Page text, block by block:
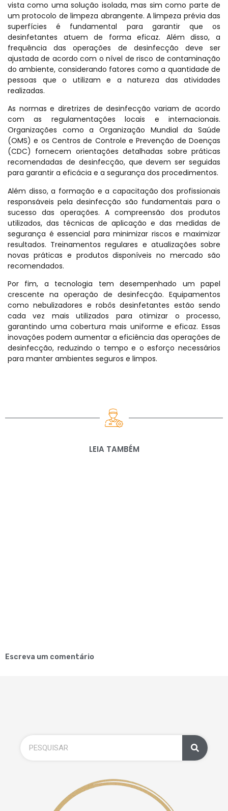
vista como uma solução isolada, mas sim como parte de
um protocolo de limpeza abrangente. A limpeza prévia das
superfícies é fundamental para garantir que os
desinfetantes atuem de forma eficaz. Além disso, a
frequência das operações de desinfecção deve ser
ajustada de acordo com o nível de risco de contaminação
do ambiente, considerando fatores como a quantidade de
pessoas que o utilizam e a natureza das atividades
realizadas.
As normas e diretrizes de desinfecção variam de acordo
com as regulamentações locais e internacionais.
Organizações como a Organização Mundial da Saúde
(OMS) e os Centros de Controle e Prevenção de Doenças
(CDC) fornecem orientações detalhadas sobre práticas
recomendadas de desinfecção, que devem ser seguidas
para garantir a eficácia e a segurança dos procedimentos.
Além disso, a formação e a capacitação dos profissionais
responsáveis pela desinfecção são fundamentais para o
sucesso das operações. A compreensão dos produtos
utilizados, das técnicas de aplicação e das medidas de
segurança é essencial para minimizar riscos e maximizar
resultados. Treinamentos regulares e atualizações sobre
novas práticas e produtos disponíveis no mercado são
recomendados.
Por fim, a tecnologia tem desempenhado um papel
crescente na operação de desinfecção. Equipamentos
como nebulizadores e robôs desinfetantes estão sendo
cada vez mais utilizados para otimizar o processo,
garantindo uma cobertura mais uniforme e eficaz. Essas
inovações podem aumentar a eficiência das operações de
desinfecção, reduzindo o tempo e o esforço necessários
para manter ambientes seguros e limpos.
LEIA TAMBÉM
Escreva um comentário